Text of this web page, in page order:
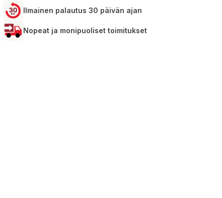
Ilmainen palautus 30 päivän ajan
Nopeat ja monipuoliset toimitukset